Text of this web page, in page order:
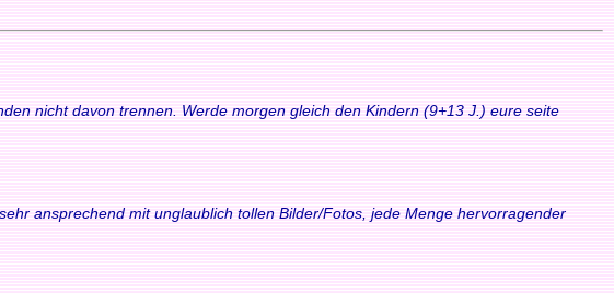
nicht davon trennen. Werde morgen gleich den Kindern (9+13 J.) eure seite
ansprechend mit unglaublich tollen Bilder/Fotos, jede Menge hervorragender